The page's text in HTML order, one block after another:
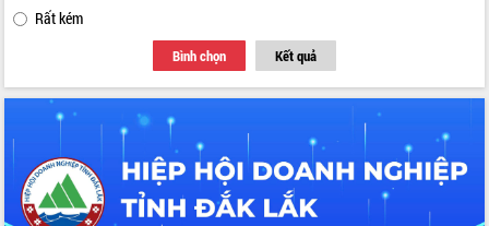
Rất kém
Bình chọn Kết quả